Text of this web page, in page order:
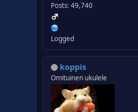
Posts: 49,740
Logged
koppis
Omituinen ukulele